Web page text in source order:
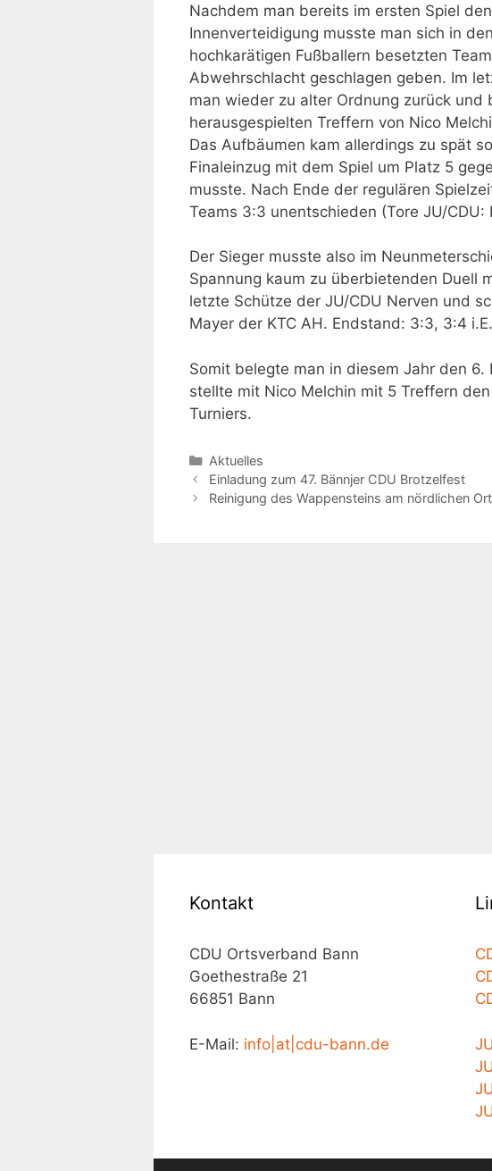
Nachdem man bereits im ersten Spiel
Innenverteidigung musste man sich in
hochkarätigen Fußballern besetzten
Abwehrschlacht geschlagen geben. Im
man wieder zu alter Ordnung zurück
herausgespielten Treffern von Nico
Das Aufbäumen kam allerdings zu spät
Finaleinzug mit dem Spiel um Platz 5
musste. Nach Ende der regulären
Teams 3:3 unentschieden (Tore JU/
Der Sieger musste also im
Spannung kaum zu überbietenden Duell
letzte Schütze der JU/CDU Nerven und
Mayer der KTC AH. Endstand: 3:3, 3:4 i.E.
Somit belegte man in diesem Jahr den
stellte mit Nico Melchin mit 5 Treffern
Turniers.
Kategorien
Aktuelles
Beitrags-
Navigation
Einladung zum 47. Bännjer CDU Brotzelfest
Reinigung des Wappensteins am nördlichen
Kontakt
CDU Ortsverband Bann
Goethestraße 21
66851 Bann
E-Mail: info|at|cdu-bann.de